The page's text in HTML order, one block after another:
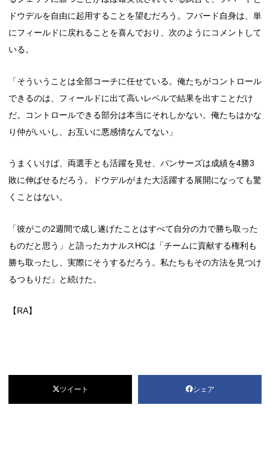
ドウデルを自由に起用することを望むだろう。フバード自身は、単
にフィールドに戻れることを喜んでおり、次のようにコメントして
いる。
「そういうことは全部コーチに任せている。俺たちがコントロール
できるのは、フィールドに出て高いレベルで結果を出すことだけ
だ。コントロールできる部分は本当にそれしかない。俺たちはかな
り仲がいいし、お互いに悪感情なんてない」
うまくいけば、両選手とも活躍を見せ、パンサーズは成績を4勝3
敗に伸ばせるだろう。ドウデルがまた大活躍する展開になっても驚
くことはない。
「彼がこの2週間で成し遂げたことはすべて自分の力で勝ち取った
ものだと思う」と語ったカナルスHCは「チームに貢献する権利も
勝ち取ったし、実際にそうするだろう。私たちもその方法を見つけ
るつもりだ」と続けた。
【RA】
ツイート シェア